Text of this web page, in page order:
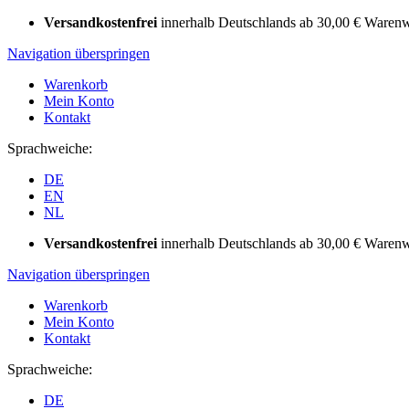
Versandkostenfrei innerhalb Deutschlands ab 30,00 €
Navigation überspringen
Warenkorb
Mein Konto
Kontakt
Sprachweiche:
DE
EN
NL
Versandkostenfrei innerhalb Deutschlands ab 30,00 €
Navigation überspringen
Warenkorb
Mein Konto
Kontakt
Sprachweiche:
DE